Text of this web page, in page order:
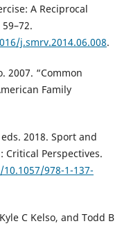
A Reciprocal
j.smrv.2014.06.008.
2007. “Common
Family
2018. Sport and
Critical Perspectives.
978-1-137-
C Kelso, and Todd B